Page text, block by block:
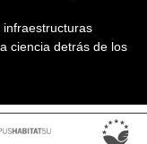
infraestructuras
ciencia detrás de los